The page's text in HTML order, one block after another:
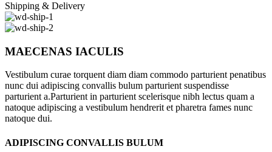
Shipping & Delivery
MAECENAS IACULIS
Vestibulum curae torquent diam diam commodo parturient penatibus
nunc dui adipiscing convallis bulum parturient suspendisse
parturient a.Parturient in parturient scelerisque nibh lectus quam a
natoque adipiscing a vestibulum hendrerit et pharetra fames nunc
natoque dui.
ADIPISCING CONVALLIS BULUM